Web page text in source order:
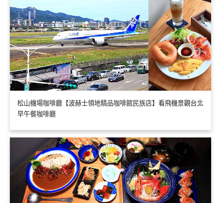
松山機場咖啡廳【波赫士領地精品咖啡館民族店】看飛機景觀台北
早午餐咖啡廳